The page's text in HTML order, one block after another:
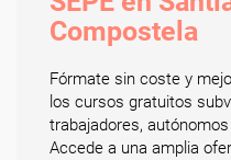
Compostela
Fórmate sin coste y
los cursos gratuitos
trabajadores,
Accede a una amplia